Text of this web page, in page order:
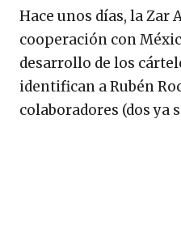
Hace unos días, la Zar
cooperación con
desarrollo de los
identifican a Rubén
colaboradores (dos ya